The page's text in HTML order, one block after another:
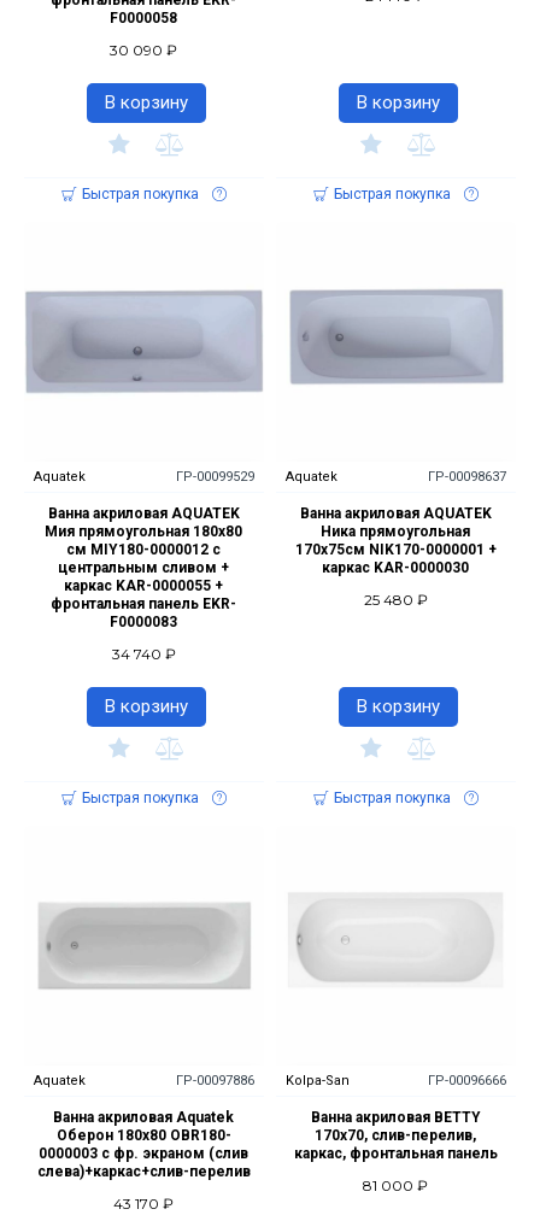
F0000058
30 090 ₽
В корзину
Быстрая покупка
В корзину
Быстрая покупка
Aquatek ГР-00099529
Ванна акриловая AQUATEK
Мия прямоугольная 180х80
см MIY180-0000012 с
центральным сливом +
каркас KAR-0000055 +
фронтальная панель EKR-
F0000083
34 740 ₽
В корзину
Быстрая покупка
Aquatek ГР-00098637
Ванна акриловая AQUATEK
Ника прямоугольная
170х75см NIK170-0000001 +
каркас KAR-0000030
25 480 ₽
В корзину
Быстрая покупка
Aquatek ГР-00097886
Ванна акриловая Aquatek
Оберон 180x80 OBR180-
0000003 с фр. экраном (слив
слева)+каркас+слив-перелив
43 170 ₽
Kolpa-San ГР-00096666
Ванна акриловая BETTY
170х70, слив-перелив,
каркас, фронтальная панель
81 000 ₽